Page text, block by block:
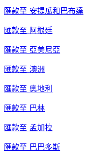
匯款至 安提瓜和巴布達
匯款至 阿根廷
匯款至 亞美尼亞
匯款至 澳洲
匯款至 奧地利
匯款至 巴林
匯款至 孟加拉
匯款至 巴巴多斯